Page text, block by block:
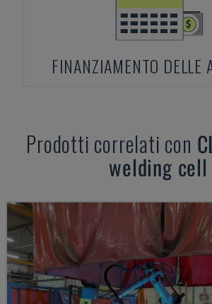
FINANZIAMENTO DELLE
Prodotti correlati con
welding cell